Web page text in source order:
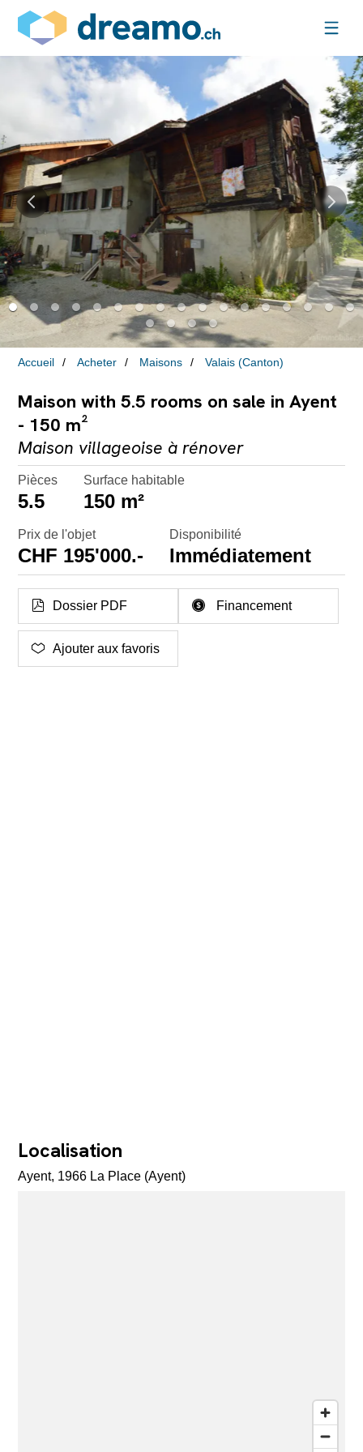
Accueil Acheter Maisons Valais (Canton)
Maison with 5.5 rooms on sale in Ayent
- 150 m²
Maison villageoise à rénover
Pièces
5.5
Surface habitable
150 m²
Prix de l'objet
CHF 195'000.-
Disponibilité
Immédiatement
Dossier PDF Financement
Ajouter aux favoris
Localisation
Ayent, 1966 La Place (Ayent)